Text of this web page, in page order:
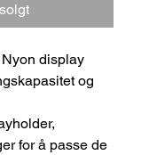
display
og
for å passe de